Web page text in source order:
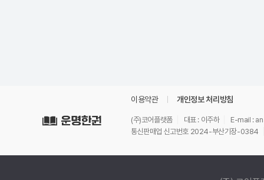
이용약관 개인정보 처리방침
(주)코어플랫폼 대표 : 이주하
E-mail :
통신판매업 신고번호 2024-부산기장-0384